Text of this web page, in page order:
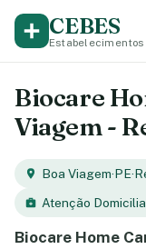
CEBES
Estabelecimentos
Biocare
Viagem -
Boa Viagem·PE·
Atenção
Biocare Home